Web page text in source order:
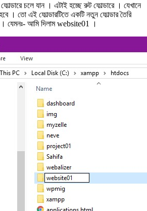
চলে যান । এটাই হচ্ছে রুট ফোল্ডারে । যেখানে
। তো এই ফোল্ডারটিতে একটি নতুন ফোল্ডার তৈরি
যেমনঃ- আমি দিলাম website01 ।